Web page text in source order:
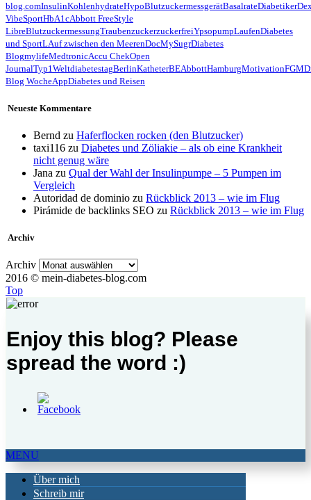
blog.comInsulinKohlenhydrateHypoBlutzuckermessgerätBasalrateDiabetiker
VibeSportHbA1cAbbott FreeStyle
LibreBlutzuckermessungTraubenzuckerzuckerfreiYpsopumpLaufenDiabetes
und SportLAuf zwischen den MeerenDocMySugrDiabetes
BlogmylifeMedtronicAccu ChekOpen
JournalTyp1WeltdiabetestagBerlinKatheterBEAbbottHamburgMotivationFGM
Blog WocheAppDiabetes und Reisen
Neueste Kommentare
Bernd zu Haferflocken rocken (den Blutzucker)
taxi116 zu Diabetes und Zöliakie – als ob eine Krankheit
nicht genug wäre
Jana zu Qual der Wahl der Insulinpumpe – 5 Pumpen im
Vergleich
Autoridad de dominio zu Rückblick 2013 – wie im Flug
Pirámide de backlinks SEO zu Rückblick 2013 – wie im Flug
Archiv
Archiv
2016 © mein-diabetes-blog.com
Top
Enjoy this blog? Please
spread the word :)
MENU
Über mich
Schreib mir